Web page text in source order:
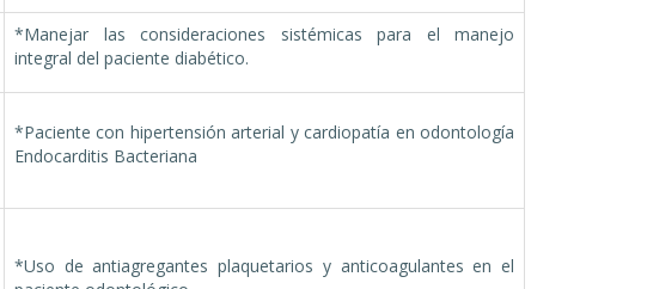
*Manejar las consideraciones sistémicas para el manejo
integral del paciente diabético.
*Paciente con hipertensión arterial y cardiopatía en odontología
Endocarditis Bacteriana
*Uso de antiagregantes plaquetarios y anticoagulantes en el